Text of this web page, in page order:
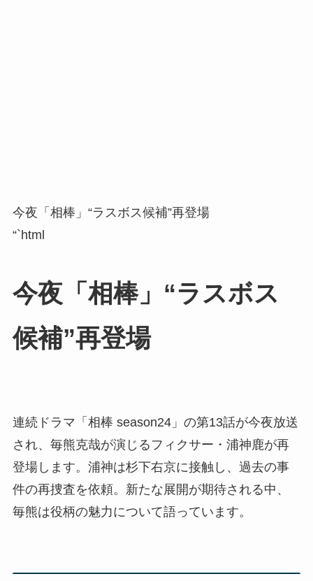
今夜「相棒」“ラスボス候補”再登場
“`html
今夜「相棒」“ラスボス
候補”再登場
連続ドラマ「相棒 season24」の第13話が今夜放送
され、毎熊克哉が演じるフィクサー・浦神鹿が再
登場します。浦神は杉下右京に接触し、過去の事
件の再捜査を依頼。新たな展開が期待される中、
毎熊は役柄の魅力について語っています。